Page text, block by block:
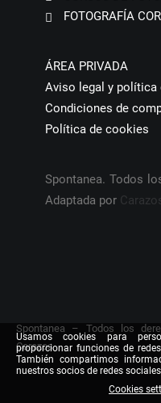
FOTOGRAFÍA
ÁREA PRIVADA
Aviso legal y política
Condiciones de
Política de cookies
Spontanea. Todos
Adaptada por
Spontanea – Todos los
Carazos
Usamos cookies para
proporcionar funciones de
También compartimos
nuestros socios de redes
Cookies